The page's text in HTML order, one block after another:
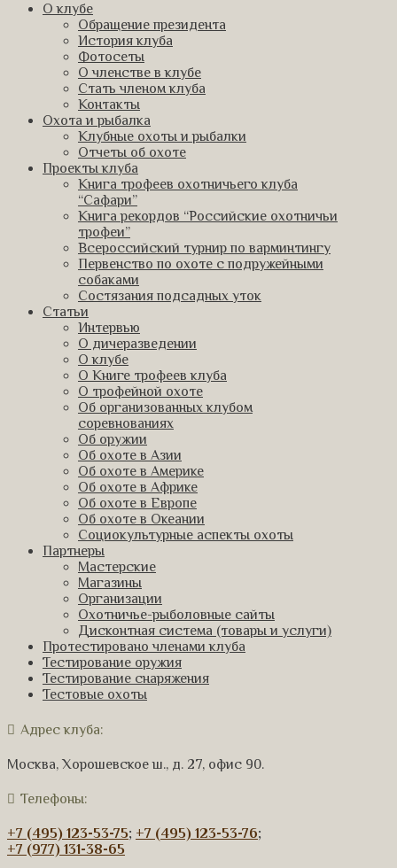
О клубе
Обращение президента
История клуба
Фотосеты
О членстве в клубе
Стать членом клуба
Контакты
Охота и рыбалка
Клубные охоты и рыбалки
Отчеты об охоте
Проекты клуба
Книга трофеев охотничьего клуба
“Сафари”
Книга рекордов “Российские охотничьи
трофеи”
Всероссийский турнир по варминтингу
Первенство по охоте с подружейными
собаками
Состязания подсадных уток
Статьи
Интервью
О дичеразведении
О клубе
О Книге трофеев клуба
О трофейной охоте
Об организованных клубом
соревнованиях
Об оружии
Об охоте в Азии
Об охоте в Америке
Об охоте в Африке
Об охоте в Европе
Об охоте в Океании
Социокультурные аспекты охоты
Партнеры
Мастерские
Магазины
Организации
Охотничье-рыболовные сайты
Дисконтная система (товары и услуги)
Протестировано членами клуба
Тестирование оружия
Тестирование снаряжения
Тестовые охоты
Адрес клуба:
Москва, Хорошевское ш., д. 27, офис 90.
Телефоны:
+7 (495) 123-53-75; +7 (495) 123-53-76;
+7 (977) 131-38-65